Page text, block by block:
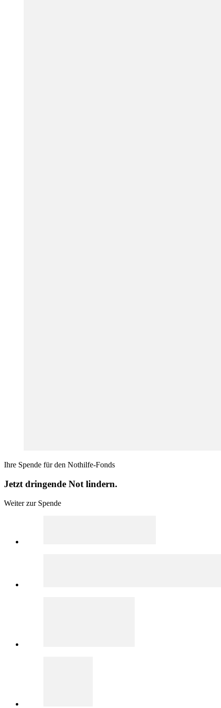
Ihre Spende für den Nothilfe-Fonds
Jetzt dringende Not lindern.
Weiter zur Spende